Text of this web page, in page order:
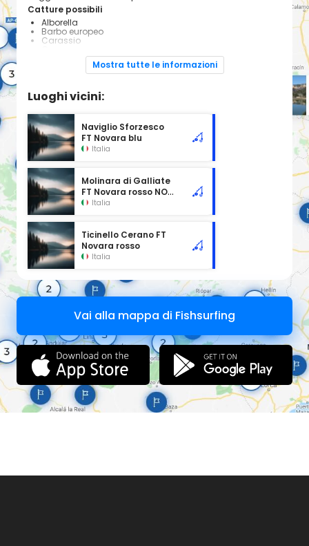
Catture possibili
Alborella
Barbo europeo
Carassio
Scardola scardafa
Lucioperca
Tecniche di pesca
Pesca a passata
Pesca a fondo
Pesca all' inglese
Feeder/Ledgering
Carp-fishing
Spinning al Piede
Pesca con la mosca
Informazioni
Obbligo di Tessera Federale:
Attrezzato per diversamente abili:
Tesserati subito
Regolamento interno
REGOLE GENERALI
1. La quota massima giornalmente consentita è di 8 capi di
senza limite numerico.
2. Trota marmorata e ibrido non possono essere trattenuti e
massima cura.
dopo averla effettuata, segnata indelebilmente sul
calendario con una X.
4. È’ obbligatorio, per un eventuale controllo, detenere il
pescato in vista e separato da quello di altri pescatori e, se
in vivo, solo ciprinidi in nassa ad almeno 5 anelli.
5. Ai fini di quantità, misura minima e periodo di divieto
vengono considerati tutti i pesci, anche se in vivo, di cui il
pescatore è in possesso all’atto del controllo.
8. E’ vietato l’uso di artificiali armati con più di due ami
Mostra tutte le informazioni
Luoghi vicini:
Naviglio Sforzesco
FT Novara blu
Italia
Molinara di Galliate
FT Novara rosso NO-
KILLItalia
Ticinello Cerano FT
Novara rosso
Italia
Vai alla mappa di Fishsurfing